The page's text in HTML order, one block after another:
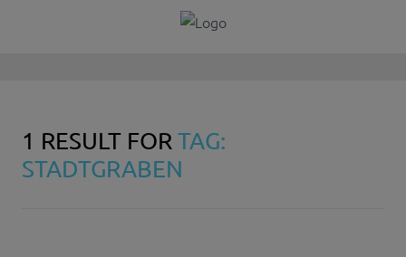
1 RESULT FORTAG:
STADTGRABEN